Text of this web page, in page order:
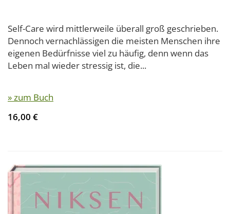
Self-Care wird mittlerweile überall groß geschrieben.
Dennoch vernachlässigen die meisten Menschen ihre
eigenen Bedürfnisse viel zu häufig, denn wenn das
Leben mal wieder stressig ist, die...
» zum Buch
16,00 €